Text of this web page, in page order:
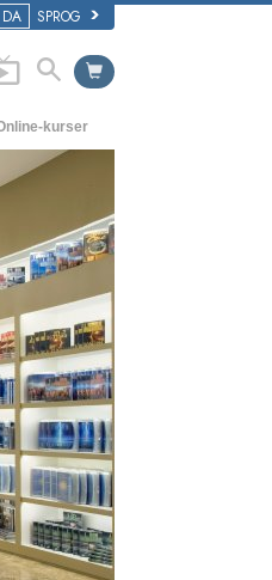
DA SPROG
foredrag
kurser
farlige